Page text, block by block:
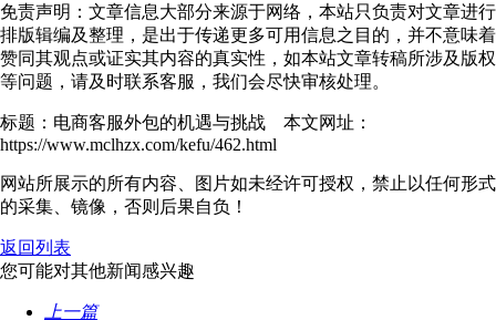
免责声明：文章信息大部分来源于网络，本站只负责对文章进行
排版辑编及整理，是出于传递更多可用信息之目的，并不意味着
赞同其观点或证实其内容的真实性，如本站文章转稿所涉及版权
等问题，请及时联系客服，我们会尽快审核处理。
标题：电商客服外包的机遇与挑战 本文网址：
https://www.mclhzx.com/kefu/462.html
网站所展示的所有内容、图片如未经许可授权，禁止以任何形式
的采集、镜像，否则后果自负！
返回列表
您可能对其他新闻感兴趣
上一篇